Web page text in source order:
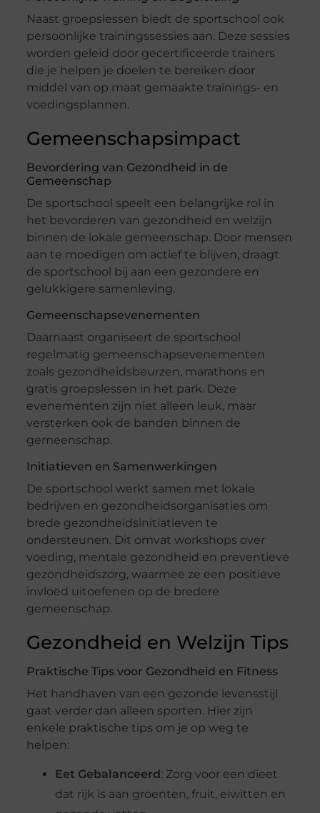
Naast groepslessen biedt de sportschool ook
persoonlijke trainingssessies aan. Deze sessies
worden geleid door gecertificeerde trainers
die je helpen je doelen te bereiken door
middel van op maat gemaakte trainings- en
voedingsplannen.
Gemeenschapsimpact
Bevordering van Gezondheid in de
Gemeenschap
De sportschool speelt een belangrijke rol in
het bevorderen van gezondheid en welzijn
binnen de lokale gemeenschap. Door mensen
aan te moedigen om actief te blijven, draagt
de sportschool bij aan een gezondere en
gelukkigere samenleving.
Gemeenschapsevenementen
Daarnaast organiseert de sportschool
regelmatig gemeenschapsevenementen
zoals gezondheidsbeurzen, marathons en
gratis groepslessen in het park. Deze
evenementen zijn niet alleen leuk, maar
versterken ook de banden binnen de
gemeenschap.
Initiatieven en Samenwerkingen
De sportschool werkt samen met lokale
bedrijven en gezondheidsorganisaties om
brede gezondheidsinitiatieven te
ondersteunen. Dit omvat workshops over
voeding, mentale gezondheid en preventieve
gezondheidszorg, waarmee ze een positieve
invloed uitoefenen op de bredere
gemeenschap.
Gezondheid en Welzijn Tips
Praktische Tips voor Gezondheid en Fitness
Het handhaven van een gezonde levensstijl
gaat verder dan alleen sporten. Hier zijn
enkele praktische tips om je op weg te
helpen:
Eet Gebalanceerd: Zorg voor een dieet
dat rijk is aan groenten, fruit, eiwitten en